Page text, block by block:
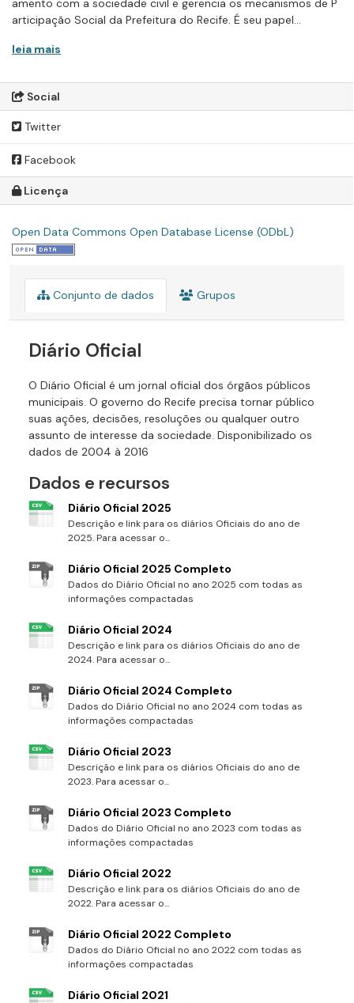
amento com a sociedade civil e gerencia os mecanismos de P
articipação Social da Prefeitura do Recife. É seu papel...
leia mais
Social
Twitter
Facebook
Licença
Open Data Commons Open Database License (ODbL)
Conjunto de dados Grupos
Diário Oficial
O Diário Oficial é um jornal oficial dos órgãos públicos
municipais. O governo do Recife precisa tornar público
suas ações, decisões, resoluções ou qualquer outro
assunto de interesse da sociedade. Disponibilizado os
dados de 2004 à 2016
Dados e recursos
Diário Oficial 2025
Descrição e link para os diários Oficiais do ano de
2025. Para acessar o...
Diário Oficial 2025 Completo
Dados do Diário Oficial no ano 2025 com todas as
informações compactadas
Diário Oficial 2024
Descrição e link para os diários Oficiais do ano de
2024. Para acessar o...
Diário Oficial 2024 Completo
Dados do Diário Oficial no ano 2024 com todas as
informações compactadas
Diário Oficial 2023
Descrição e link para os diários Oficiais do ano de
2023. Para acessar o...
Diário Oficial 2023 Completo
Dados do Diário Oficial no ano 2023 com todas as
informações compactadas
Diário Oficial 2022
Descrição e link para os diários Oficiais do ano de
2022. Para acessar o...
Diário Oficial 2022 Completo
Dados do Diário Oficial no ano 2022 com todas as
informações compactadas
Diário Oficial 2021